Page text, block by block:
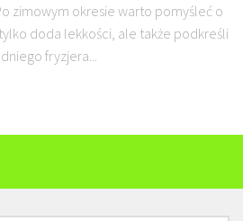
zimowym okresie warto pomyśleć o
doda lekkości, ale także podkreśli
fryzjera...